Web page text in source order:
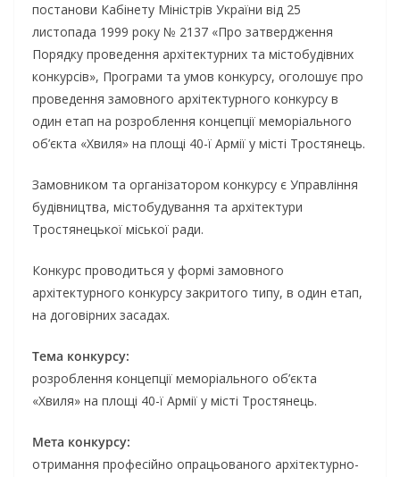
постанови Кабінету Міністрів України від 25
листопада 1999 року № 2137 «Про затвердження
Порядку проведення архітектурних та містобудівних
конкурсів», Програми та умов конкурсу, оголошує про
проведення замовного архітектурного конкурсу в
один етап на розроблення концепції меморіального
об’єкта «Хвиля» на площі 40-ї Армії у місті Тростянець.
Замовником та організатором конкурсу є Управління
будівництва, містобудування та архітектури
Тростянецької міської ради.
Конкурс проводиться у формі замовного
архітектурного конкурсу закритого типу, в один етап,
на договірних засадах.
Тема конкурсу:
розроблення концепції меморіального об’єкта
«Хвиля» на площі 40-ї Армії у місті Тростянець.
Мета конкурсу:
отримання професійно опрацьованого архітектурно-